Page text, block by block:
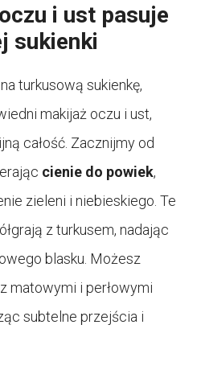
i ust pasuje
sukienki
turkusową sukienkę,
makijaż oczu i ust,
całość. Zacznijmy od
cienie do powiek,
zieleni i niebieskiego. Te
z turkusem, nadając
blasku. Możesz
matowymi i perłowymi
subtelne przejścia i